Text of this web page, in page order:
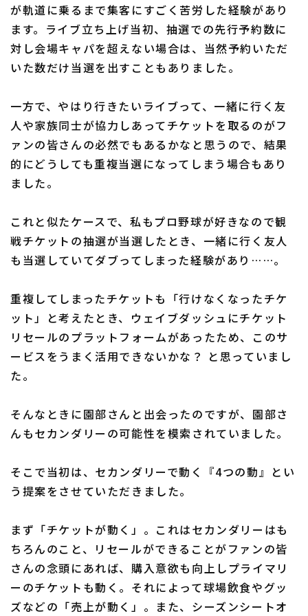
が軌道に乗るまで集客にすごく苦労した経験があり
ます。ライブ立ち上げ当初、抽選での先行予約数に
対し会場キャパを超えない場合は、当然予約いただ
いた数だけ当選を出すこともありました。
一方で、やはり行きたいライブって、一緒に行く友
人や家族同士が協力しあってチケットを取るのがフ
ァンの皆さんの必然でもあるかなと思うので、結果
的にどうしても重複当選になってしまう場合もあり
ました。
これと似たケースで、私もプロ野球が好きなので観
戦チケットの抽選が当選したとき、一緒に行く友人
も当選していてダブってしまった経験があり……。
重複してしまったチケットも「行けなくなったチケ
ット」と考えたとき、ウェイブダッシュにチケット
リセールのプラットフォームがあったため、このサ
ービスをうまく活用できないかな？ と思っていまし
た。
そんなときに園部さんと出会ったのですが、園部さ
んもセカンダリーの可能性を模索されていました。
そこで当初は、セカンダリーで動く『4つの動』とい
う提案をさせていただきました。
まず「チケットが動く」。これはセカンダリーはも
ちろんのこと、リセールができることがファンの皆
さんの念頭にあれば、購入意欲も向上しプライマリ
ーのチケットも動く。それによって球場飲食やグッ
ズなどの「売上が動く」。また、シーズンシートオ